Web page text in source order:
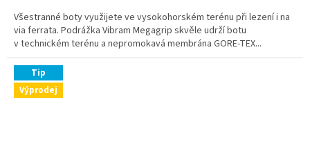
Všestranné boty využijete ve vysokohorském terénu při lezení i na
via ferrata. Podrážka Vibram Megagrip skvěle udrží botu
v technickém terénu a nepromokavá membrána GORE-TEX...
Tip
Výprodej